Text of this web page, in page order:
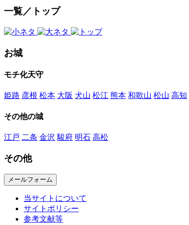
一覧／トップ
お城
モチ化天守
姫路 彦根 松本 大阪 犬山 松江 熊本 和歌山 松山 高知
その他の城
江戸 二条 金沢 駿府 明石 高松
その他
メールフォーム
当サイトについて
サイトポリシー
参考文献等